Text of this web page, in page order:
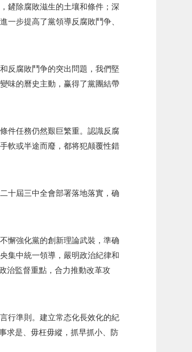
鏟除腐敗滋生的土壤和條件；深
一步提高了黨領導反腐敗鬥争、
反腐敗鬥争的突出問題，我們堅
味的曆史主動，赢得了黨團結帶
件任務仍然艱巨繁重。認識反腐
軟或半途而廢，都将犯颠覆性錯
十屆三中全會部署落地落實，确
懈強化黨的創新理論武裝，準确
集中統一領導，嚴明政治紀律和
治監督重點，合力推動改革攻
行準則。建立常态化長效化的紀
求是、毋枉毋縱，抓早抓小、防